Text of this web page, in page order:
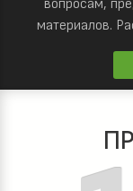
вопросам,
материалов.